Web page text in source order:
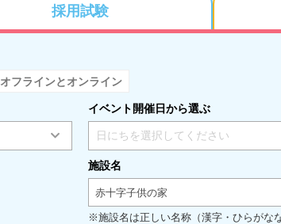
採用試験
オフラインとオンライン
イベント開催日から選ぶ
日にちを選択してください
施設名
赤十字子供の家
※施設名は正しい名称（漢字・ひらがな